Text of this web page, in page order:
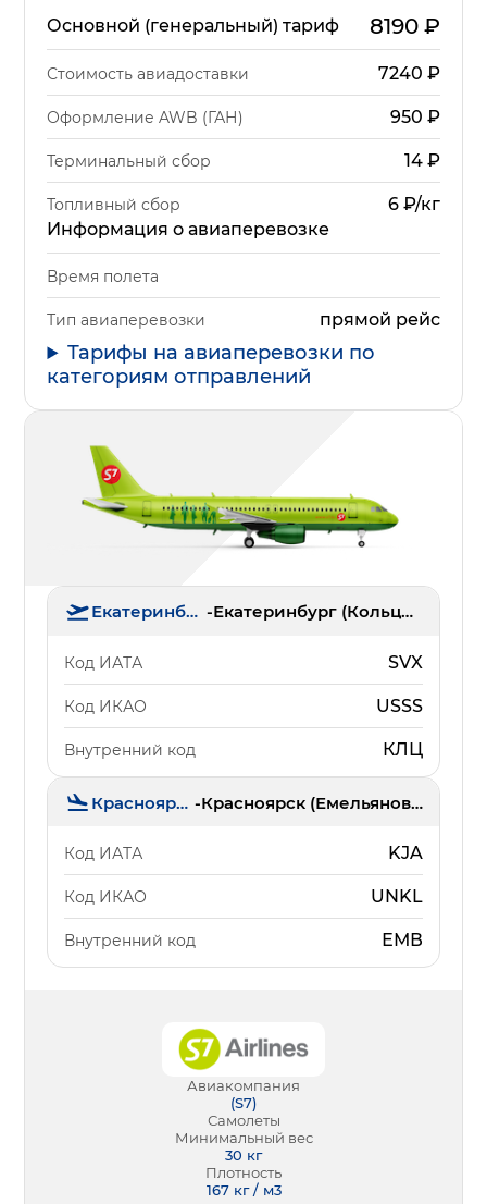
Основной (генеральный) тариф 8190₽
Стоимость авиадоставки 7240 ₽
Оформление AWB (ГАН) 950 ₽
Терминальный сбор 14₽
Топливный сбор
6 ₽/кг
Информация о авиаперевозке
Время полета
Тип авиаперевозки прямой рейс
Тарифы на авиаперевозки по
категориям отправлений
Екатеринбург - Екатеринбург (Кольцово)
Код ИАТА SVX
Код ИКАО USSS
Внутренний код КЛЦ
Красноярск - Красноярск (Емельяново)
Код ИАТА KJA
Код ИКАО UNKL
Внутренний код ЕМВ
Авиакомпания
(S7)
Самолеты
Минимальный вес
30 кг
Плотность
167 кг / м3